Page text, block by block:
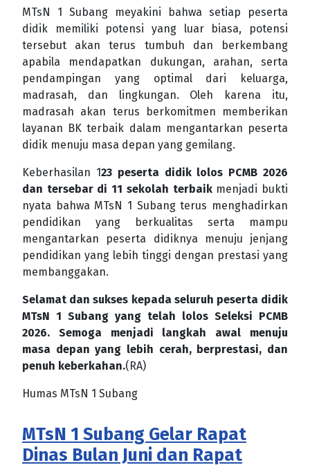
MTsN 1 Subang meyakini bahwa setiap peserta
didik memiliki potensi yang luar biasa, potensi
tersebut akan terus tumbuh dan berkembang
apabila mendapatkan dukungan, arahan, serta
pendampingan yang optimal dari keluarga,
madrasah, dan lingkungan. Oleh karena itu,
madrasah akan terus berkomitmen memberikan
layanan BK terbaik dalam mengantarkan peserta
didik menuju masa depan yang gemilang.
Keberhasilan 123 peserta didik lolos PCMB 2026
dan tersebar di 11 sekolah terbaikmenjadi bukti
nyata bahwa MTsN 1 Subang terus menghadirkan
pendidikan yang berkualitas serta mampu
mengantarkan peserta didiknya menuju jenjang
pendidikan yang lebih tinggi dengan prestasi yang
membanggakan.
Selamat dan sukses kepada seluruh peserta didik
MTsN 1 Subang yang telah lolos Seleksi PCMB
2026. Semoga menjadi langkah awal menuju
masa depan yang lebih cerah, berprestasi, dan
penuh keberkahan.(RA)
Humas MTsN 1 Subang
MTsN 1 Subang Gelar Rapat
Dinas Bulan Juni dan Rapat